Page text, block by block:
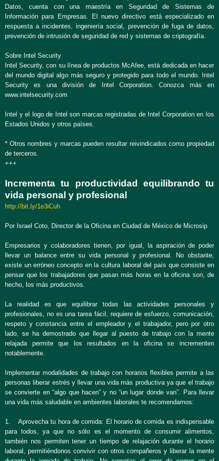
Datos, cuenta con una maestría en Seguridad de Sistemas de
Información para Empresas. El nuevo directivo está especializado en
respuesta a incidentes, ingeniería social, prevención de fuga de datos,
prevención de intrusión de seguridad de red y sistemas de criptografía.
Sobre Intel Security
Intel Security, con su línea de productos McAfee, está dedicada en hacer
del mundo digital algo más seguro y protegido para todo el mundo. Intel
Security es una división de Intel Corporation. Conozca más en
www.intelsecurity.com
Intel y el logo de Intel son marcas registradas de Intel Corporation en los
Estados Unidos y otros países.
* Otros nombres y marcas pueden resultar reivindicados como propiedad
de terceros.
+++
Incrementa tu productividad equilibrando tu
vida personal y profesional
http://bit.ly/1e3iCuh
Por Israel Coto, Director de la Oficina en Ciudad de México de Microsip
Empresarios y colaboradores tienen, por igual, la aspiración de poder
llevar un balance entre su vida personal y profesional. No obstante,
existe un erróneo concepto en la cultura laboral del país que consiste en
pensar que los trabajadores que pasan más horas en la oficina son, de
hecho, los más productivos.
La realidad es que equilibrar todas las actividades personales y
profesionales, no es una tarea fácil, requiere de esfuerzo, comunicación,
respeto y constancia entre el empleador y el trabajador, pero por otro
lado, se ha demostrado que llegar al puesto de trabajo con la mente
relajada permite que los resultados en la oficina se incrementen
notablemente.
Implementar modalidades de trabajo con horarios flexibles permite a las
personas liberar estrés y llevar una vida más productiva ya que el trabajo
se convierte en “algo que hacen” y no “un lugar donde van”. Para llevar
una vida más saludable en ambientes laborales te recomendamos:
1. Aprovecha tu hora de comida: El horario de comida es indispensable
para todos, ya que no sólo es el momento de consumir alimentos,
también nos permiten tener un tiempo de relajación durante el horario
laboral, permitiéndonos convivir con otros compañeros y liberar la mente